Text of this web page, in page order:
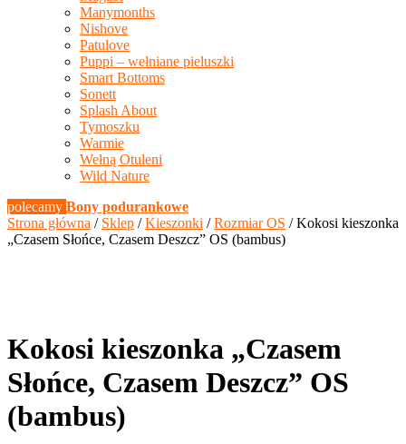
Manymonths
Nishove
Patulove
Puppi – wełniane pieluszki
Smart Bottoms
Sonett
Splash About
Tymoszku
Warmie
Wełną Otuleni
Wild Nature
polecamy Bony podurankowe
Strona główna / Sklep /Kieszonki /Rozmiar OS / Kokosi kieszonka
„Czasem Słońce, Czasem Deszcz” OS (bambus)
Kokosi kieszonka „Czasem
Słońce, Czasem Deszcz” OS
(bambus)